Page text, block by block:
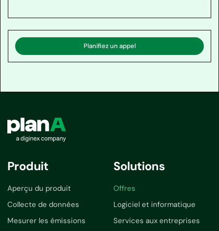
Planifiez un appel
Produit
Aperçu du produit
Collecte de données
Mesurer les émissions
Solutions
Offres
Logiciel et informatique
Services aux entreprises